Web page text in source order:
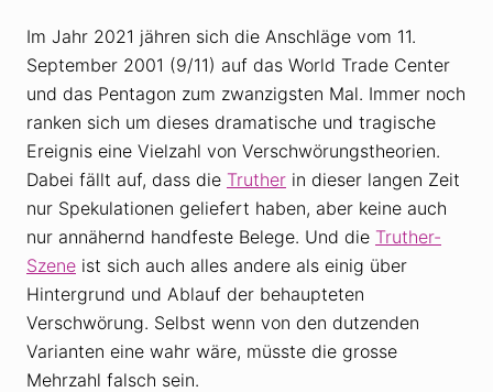
Im Jahr 2021 jähren sich die Anschläge vom 11.
September 2001 (9/11) auf das World Trade Center
und das Pentagon zum zwanzigsten Mal. Immer noch
ranken sich um dieses dramatische und tragische
Ereignis eine Vielzahl von Verschwörungstheorien.
Dabei fällt auf, dass die Truther in dieser langen Zeit
nur Spekulationen geliefert haben, aber keine auch
nur annähernd handfeste Belege. Und die Truther-
Szene ist sich auch alles andere als einig über
Hintergrund und Ablauf der behaupteten
Verschwörung. Selbst wenn von den dutzenden
Varianten eine wahr wäre, müsste die grosse
Mehrzahl falsch sein.